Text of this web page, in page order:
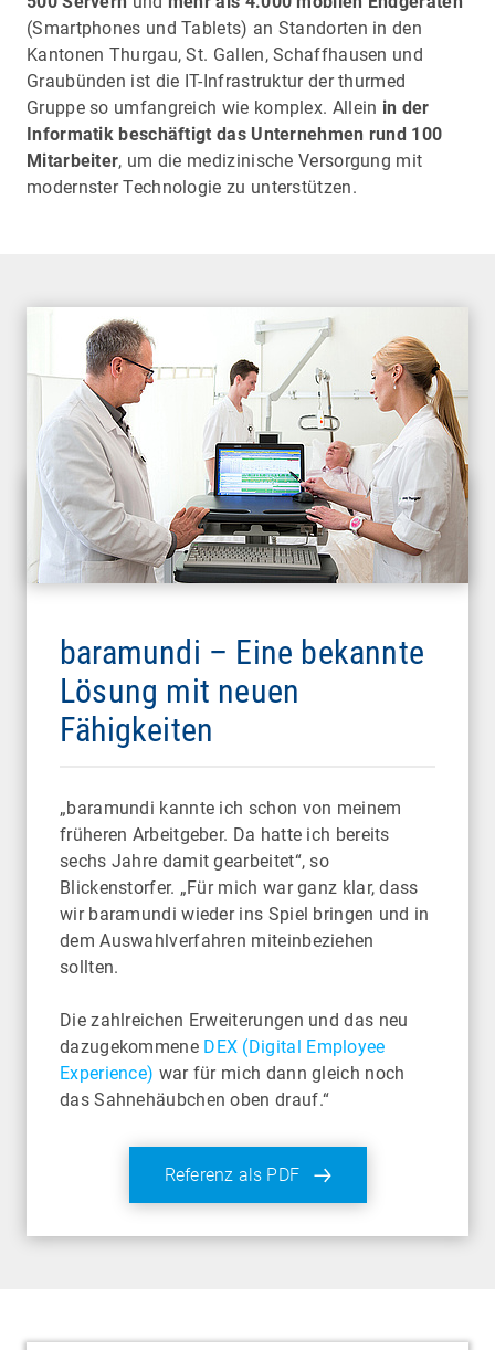
(Smartphones und Tablets) an Standorten in den
Kantonen Thurgau, St. Gallen, Schaffhausen und
Graubünden ist die IT-Infrastruktur der thurmed
Gruppe so umfangreich wie komplex. Allein in der
Informatik beschäftigt das Unternehmen rund 100
Mitarbeiter, um die medizinische Versorgung mit
modernster Technologie zu unterstützen.
baramundi – Eine bekannte
Lösung mit neuen
Fähigkeiten
„baramundi kannte ich schon von meinem
früheren Arbeitgeber. Da hatte ich bereits
sechs Jahre damit gearbeitet“, so
Blickenstorfer. „Für mich war ganz klar, dass
wir baramundi wieder ins Spiel bringen und in
dem Auswahlverfahren miteinbeziehen
sollten.
Die zahlreichen Erweiterungen und das neu
dazugekommene DEX (Digital Employee
Experience) war für mich dann gleich noch
das Sahnehäubchen oben drauf.“
Referenz als PDF